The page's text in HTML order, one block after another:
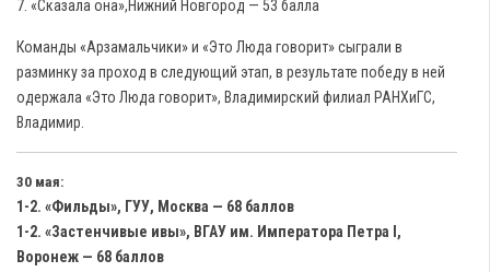
7. «Сказала она»,Нижний Новгород — 53 балла
Команды «Арзамальчики» и «Это Люда говорит» сыграли в
разминку за проход в следующий этап, в результате победу в ней
одержала «Это Люда говорит», Владимирский филиал РАНХиГС,
Владимир.
30 мая:
1-2. «Фильды», ГУУ, Москва — 68 баллов
1-2. «Застенчивые ивы», ВГАУ им. Императора Петра I,
Воронеж — 68 баллов